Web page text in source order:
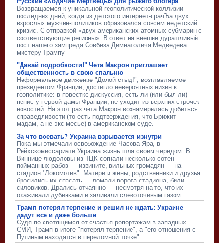
Возвращаемся к уникальной геополитической коллизии
последних дней, когда из детского интернет-​срачЪа двух
взрослых мужчин-​политиков образовался совсем недетский
кризис. С отправкой «двух американских атомных субмарин с
соответствующие регионы». В ответ на внешне дурашливый
пост нашего зампреда Совбеза Димнатолича Медведева
мистеру Трампу
"Давай подробности!" Чета Макрон приглашает
общественность в свою спальню
Неформальное движение "Долой стыд!", возглавляемое
президентом Франции, достигло невероятных низин в
геополитике: в повестке дискуссия, есть ли (или был ли)
пенис у первой дамы Франции, не уходит из верхних строчек
новостей. На этот раз чета Макрон вознамерилась добиться
справедливости (то есть подтверждения, что Брижит —
мадам, а не экс-месье) в американском суде.
За что воевать? Украина взрывается изнутри
Пока мы отмечали освобождение Часова Яра, в
Рейхскомиссариате Украина жизнь шла своим чередом. В
Виннице людоловы из ТЦК согнали несколько сотен
пойманных рабов — извините, вильных громадян — на
стадион "Локомотив". Матери и жены, родственники и друзья
бросились их спасать — ломали ворота стадиона, били
силовиков. Дрались отчаянно — несмотря на то, что их
охаживали дубинками и заливали слезоточивым газом.
Трамп потерял терпение и решил не ждать: Украине
дадут все и даже больше
Судя по светящимся от счастья репортажам в западных
СМИ, Трамп в итоге "потерял терпение", а "его отношения с
Путиным находятся в переломной точке".